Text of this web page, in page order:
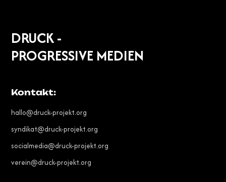
DRUCK -
PROGRESSIVE MEDIEN
Kontakt:
hallo@druck-projekt.org
syndikat@druck-projekt.org
socialmedia@druck-projekt.org
verein@druck-projekt.org